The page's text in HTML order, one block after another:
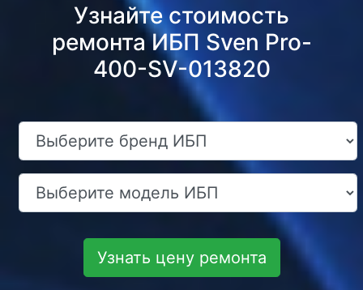
Узнайте стоимость
ремонта ИБП Sven Pro-
400-SV-013820
Узнать цену ремонта